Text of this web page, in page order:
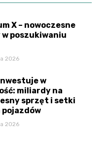
X – nowoczesne
poszukiwaniu
2026
w
miliardy na
sprzęt i setki
pojazdów
2026